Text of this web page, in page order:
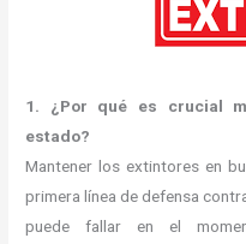
1. ¿Por qué es crucial
estado?
Mantener los extintores en
primera línea de defensa
puede fallar en el